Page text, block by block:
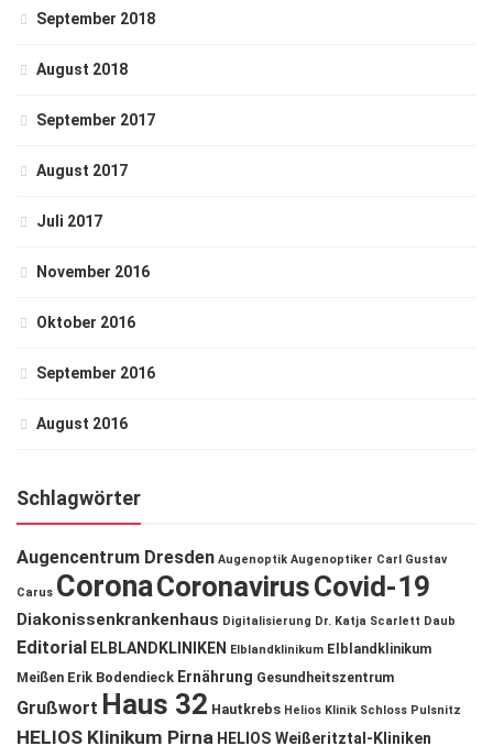
September 2018
August 2018
September 2017
August 2017
Juli 2017
November 2016
Oktober 2016
September 2016
August 2016
Schlagwörter
Augencentrum Dresden Augenoptik Augenoptiker Carl Gustav
Carus CoronaCoronavirusCovid-19
Diakonissenkrankenhaus Digitalisierung Dr. Katja Scarlett Daub
Editorial ELBLANDKLINIKEN Elblandklinikum Elblandklinikum
Meißen Erik Bodendieck Ernährung Gesundheitszentrum
Grußwort Haus 32 Hautkrebs Helios Klinik Schloss Pulsnitz
HELIOS Klinikum Pirna HELIOS Weißeritztal-Kliniken